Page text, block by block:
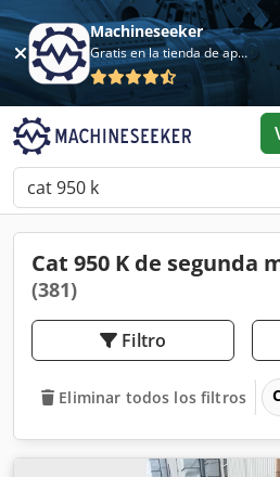
Machineseeker
Gratis en la tienda de aplicaciones
Cat 950 K de segunda
(381)
Filtro
Eliminar todos los filtros